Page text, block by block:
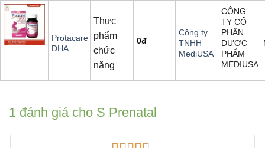
Protacare
DHA
Thực
phẩm
chức
năng
0đ
Công ty
TNHH
MediUSA
CÔNG
TY CỔ
PHẦN
DƯỢC
PHẨM
MEDIUSA
1 đánh giá cho S Prenatal